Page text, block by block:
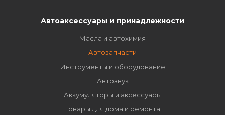
Автоаксессуары и принадлежности
Масла и автохимия
Автозапчасти
Инструменты и оборудование
Автозвук
Аккумуляторы и аксессуары
Товары для дома и ремонта